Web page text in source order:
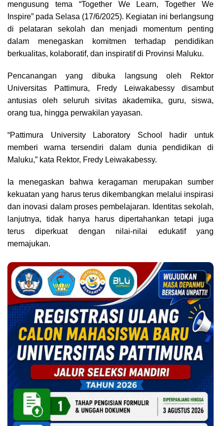
k
s
p
m
k
mengusung tema “Together We Learn, Together We
Inspire” pada Selasa (17/6/2025). Kegiatan ini berlangsung
di pelataran sekolah dan menjadi momentum penting
dalam menegaskan komitmen terhadap pendidikan
berkualitas, kolaboratif, dan inspiratif di Provinsi Maluku.
Pencanangan yang dibuka langsung oleh Rektor
Universitas Pattimura, Fredy Leiwakabessy disambut
antusias oleh seluruh sivitas akademika, guru, siswa,
orang tua, hingga perwakilan yayasan.
“Pattimura University Laboratory School hadir untuk
memberi warna tersendiri dalam dunia pendidikan di
Maluku,” kata Rektor, Fredy Leiwakabessy.
Ia menegaskan bahwa keragaman merupakan sumber
kekuatan yang harus terus dikembangkan melalui inspirasi
dan inovasi dalam proses pembelajaran. Identitas sekolah,
lanjutnya, tidak hanya harus dipertahankan tetapi juga
terus diperkuat dengan nilai-nilai edukatif yang
memajukan.